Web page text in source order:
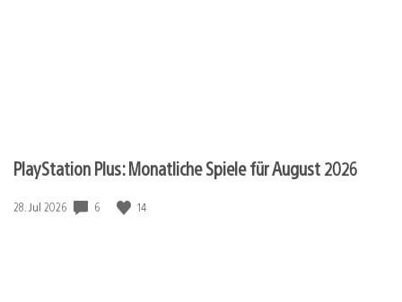
PlayStation Plus: Monatliche Spiele für August 2026
Veröffentlichungsdatum:
28. Jul 2026 6 14